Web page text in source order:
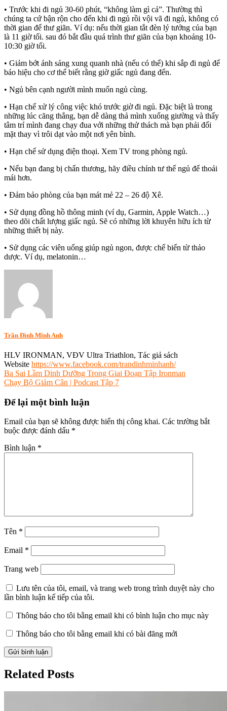
• Trước khi đi ngủ 30-60 phút, “không làm gì cả”. Thường thì
chúng ta cứ bận rộn cho đến khi đi ngủ rồi vội vã đi ngủ, không có
thời gian để thư giãn. Ví dụ: nếu thời gian tắt đèn lý tưởng của bạn
là 11 giờ tối. sau đó bắt đầu quá trình thư giãn của bạn khoảng 10-
10:30 giờ tối.
• Giảm bớt ánh sáng xung quanh nhà (nếu có thể) khi sắp đi ngủ để
báo hiệu cho cơ thể biết rằng giờ giấc ngủ đang đến.
• Ngủ bên cạnh người mình muốn ngủ cùng.
• Hạn chế xử lý công việc khó trước giờ đi ngủ. Đặc biệt là trong
những lúc căng thẳng, bạn dễ dàng thả mình xuống giường và thấy
tâm trí mình đang chạy đua với những thử thách mà bạn phải đối
mặt thay vì trôi dạt vào một nơi yên bình.
• Hạn chế sử dụng điện thoại. Xem TV trong phòng ngủ.
• Nếu bạn đang bị chấn thương, hãy điều chỉnh tư thế ngủ để thoải
mái hơn.
• Đảm bảo phòng của bạn mát mẻ 22 – 26 độ Xê.
• Sử dụng đồng hồ thông minh (ví dụ, Garmin, Apple Watch…)
theo dõi chất lượng giấc ngủ. Sẽ có những lời khuyên hữu ích từ
những thiết bị này.
• Sử dụng các viên uống giúp ngủ ngon, được chế biến từ thảo
dược. Ví dụ, melatonin…
phục
ironman
ngủ,
tập
triathlon
Trần Đình Minh Anh
HLV IRONMAN, VĐV Ultra Triathlon, Tác giả sách
Website https://www.facebook.com/trandinhminhanh/
Điều
hướng
bài
viết
Ba Sai Lầm Dinh Dưỡng Trong Giai Đoạn Tập Ironman
Chạy Bộ Giảm Cân | Podcast Tập 7
Để lại một bình luận
Email của bạn sẽ không được hiển thị công khai. Các trường bắt
buộc được đánh dấu *
Bình luận *
Tên *
Email *
Trang web
Lưu tên của tôi, email, và trang web trong trình duyệt này cho
lần bình luận kế tiếp của tôi.
Thông báo cho tôi bằng email khi có bình luận cho mục này
Thông báo cho tôi bằng email khi có bài đăng mới
Related Posts